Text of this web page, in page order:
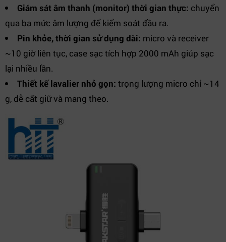
Giám sát âm thanh (monitor) thời gian thực: chuyển
qua ba mức âm lượng để kiểm soát đầu ra.
Pin khỏe, thời gian sử dụng dài: micro và receiver
~10 giờ liên tục, case sạc tích hợp 2000 mAh giúp sạc
lại nhiều lần.
Thiết kế lavalier nhỏ gọn: trọng lượng micro chỉ ~14
g, dễ cất giữ và mang theo.